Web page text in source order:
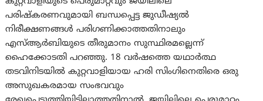
പരിഷ്കരണവുമായി ബന്ധപ്പെട്ട ജുഡീഷ്യൽ
നിരീക്ഷണങ്ങൾ പരിഗണിക്കാത്തതിനാലും
എസ്ആർബിയുടെ തീരുമാനം സുസ്ഥിരമല്ലെന്ന്
ഹൈക്കോടതി പറഞ്ഞു. 18 വർഷത്തെ യഥാർത്ഥ
തടവിനിടയിൽ കുറ്റവാളിയായ ഹരി സിംഗിനെതിരെ ഒരു
അസുഖകരമായ സംഭവവും